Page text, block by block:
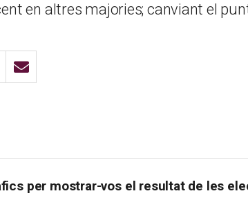
en altres majories; canviant el
per mostrar-vos el resultat de les